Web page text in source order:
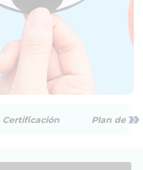
Certificación Plan de »